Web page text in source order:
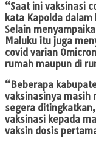
“Saat ini vaksinasi
kata Kapolda
Selain
Maluku itu juga
covid varian
rumah maupun di
“Beberapa
vaksinasinya masih
segera
vaksinasi kepada
vaksin dosis